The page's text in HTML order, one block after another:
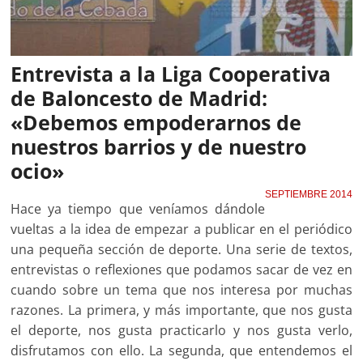
Entrevista a la Liga Cooperativa
de Baloncesto de Madrid:
«Debemos empoderarnos de
nuestros barrios y de nuestro
ocio»
SEPTIEMBRE 2014
Hace ya tiempo que veníamos dándole
vueltas a la idea de empezar a publicar en el periódico
una pequeña sección de deporte. Una serie de textos,
entrevistas o reflexiones que podamos sacar de vez en
cuando sobre un tema que nos interesa por muchas
razones. La primera, y más importante, que nos gusta
el deporte, nos gusta practicarlo y nos gus­ta verlo,
disfrutamos con ello. La segunda, que entendemos el